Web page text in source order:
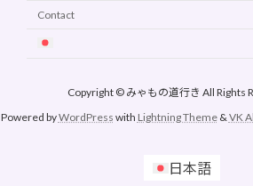
Contact
Copyright © みゃもの道行き All Rights
Powered byWordPress with Lightning Theme&VK
日本語